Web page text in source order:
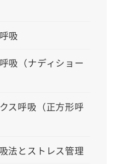
吸
吸（ナディショー
ス呼吸（正方形呼
法とストレス管理